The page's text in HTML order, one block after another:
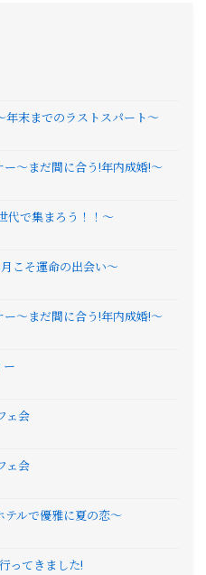
末までのラストスパート〜
〜まだ間に合う!年内成婚!〜
代で集まろう！！〜
こそ運命の出会い〜
〜まだ間に合う!年内成婚!〜
ェ会
ェ会
ルで優雅に夏の恋〜
ってきました!